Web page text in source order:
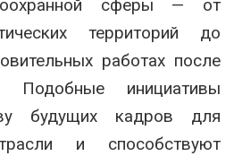
сферы — от
территорий до
работах после
Подобные инициативы
будущих кадров для
и способствуют